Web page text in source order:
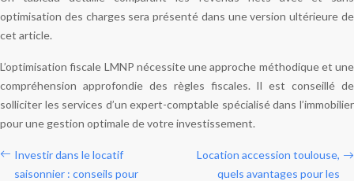
optimisation des charges sera présenté dans une version ultérieure de
cet article.
L’optimisation fiscale LMNP nécessite une approche méthodique et une
compréhension approfondie des règles fiscales. Il est conseillé de
solliciter les services d’un expert-comptable spécialisé dans l’immobilier
pour une gestion optimale de votre investissement.
Investir dans le locatif
saisonnier : conseils pour
Location accession toulouse,
quels avantages pour les